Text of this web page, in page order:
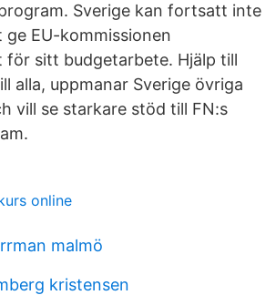
Sverige kan fortsatt inte
ge EU-kommissionen
för sitt budgetarbete. Hjälp till
alla, uppmanar Sverige övriga
vill se starkare stöd till FN:s
online
malmö
kristensen